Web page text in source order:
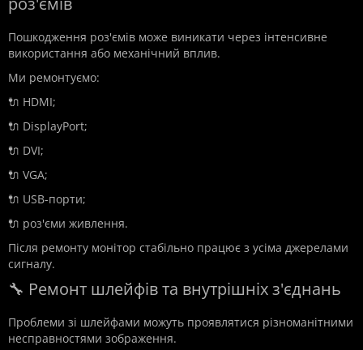
Пошкодження роз'ємів може виникати через інтенсивне
використання або механічний вплив.
Ми ремонтуємо:
🔌 HDMI;
🔌 DisplayPort;
🔌 DVI;
🔌 VGA;
🔌 USB-порти;
🔌 роз'єми живлення.
Після ремонту монітор стабільно працює з усіма джерелами
сигналу.
🔧 Ремонт шлейфів та внутрішніх з'єднань
Проблеми зі шлейфами можуть проявлятися різноманітними
несправностями зображення.